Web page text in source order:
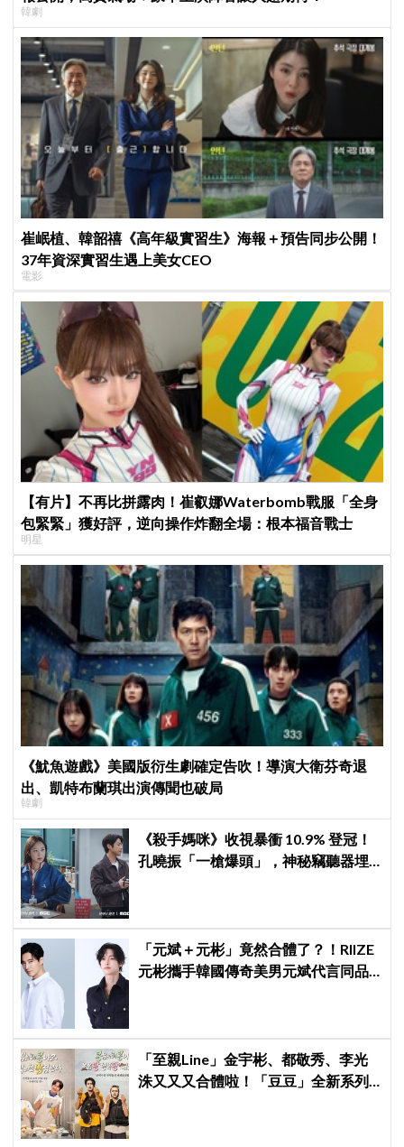
韓劇
崔岷植、韓韶禧《高年級實習生》海報＋預告同步公開！
37年資深實習生遇上美女CEO
電影
【有片】不再比拼露肉！崔叡娜Waterbomb戰服「全身
包緊緊」獲好評，逆向操作炸翻全場：根本福音戰士
明星
《魷魚遊戲》美國版衍生劇確定告吹！導演大衛芬奇退
出、凱特布蘭琪出演傳聞也破局
韓劇
《殺手媽咪》收視暴衝 10.9% 登冠！
孔曉振「一槍爆頭」，神秘竊聽器埋
「元斌＋元彬」竟然合體了？！RIIZE
元彬攜手韓國傳奇美男元斌代言同品
「至親Line」金宇彬、都敬秀、李光
洙又又又合體啦！「豆豆」全新系列